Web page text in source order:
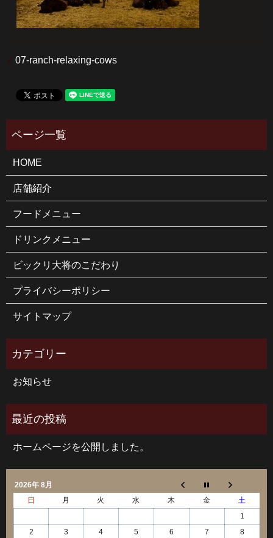
07-ranch-relaxing-cows
HOME
店舗紹介
フードメニュー
ドリンクメニュー
ビックリ大将のこだわり
プライバシーポリシー
サイトマップ
お知らせ
ホームページを公開しました。
2026年 8月
日
月 火 水 木 金
土
1
2
3 4 5 6 7 8